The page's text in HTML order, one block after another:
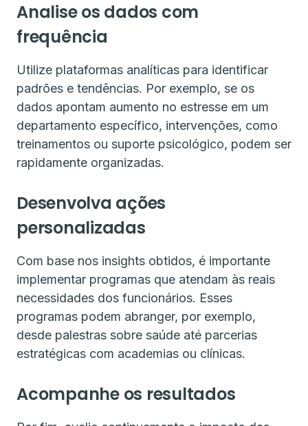
Analise os dados com
frequência
Utilize plataformas analíticas para identificar
padrões e tendências. Por exemplo, se os
dados apontam aumento no estresse em um
departamento específico, intervenções, como
treinamentos ou suporte psicológico, podem ser
rapidamente organizadas.
Desenvolva ações
personalizadas
Com base nos insights obtidos, é importante
implementar programas que atendam às reais
necessidades dos funcionários. Esses
programas podem abranger, por exemplo,
desde palestras sobre saúde até parcerias
estratégicas com academias ou clínicas.
Acompanhe os resultados